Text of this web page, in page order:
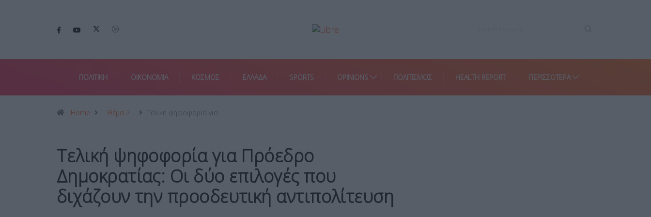
ΠΟΛΙΤΙΚΗ ΟΙΚΟΝΟΜΙΑ ΚΟΣΜΟΣ ΕΛΛΑΔΑ SPORTS OPINIONS ΠΟΛΙΤΙΣΜΟΣ HEALTH REPORT ΠΕΡΙΣΣΌΤΕΡΑ
Home Θέμα 2 Τελική ψηφοφορία για…
Τελική ψηφοφορία για Πρόεδρο
Δημοκρατίας: Οι δύο επιλογές που
διχάζουν την προοδευτική αντιπολίτευση